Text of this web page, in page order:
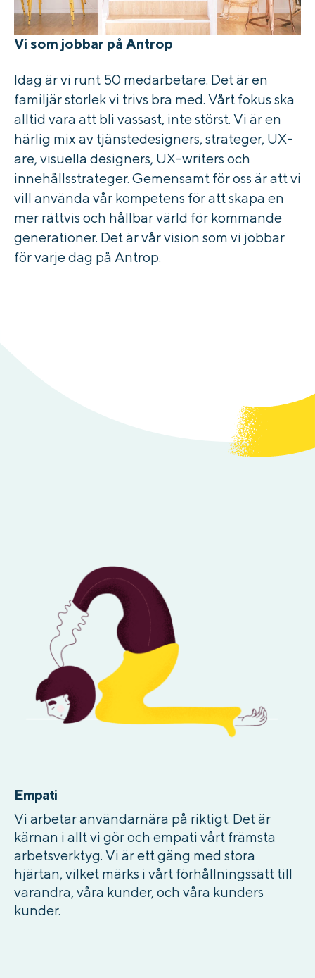
Vi som jobbar på Antrop
Idag är vi runt 50 medarbetare. Det är en
familjär storlek vi trivs bra med. Vårt fokus ska
alltid vara att bli vassast, inte störst. Vi är en
härlig mix av tjänstedesigners, strateger, UX-
are, visuella designers, UX-writers och
innehållsstrateger. Gemensamt för oss är att vi
vill använda vår kompetens för att skapa en
mer rättvis och hållbar värld för kommande
generationer. Det är vår vision som vi jobbar
för varje dag på Antrop.
Empati
Vi arbetar användarnära på riktigt. Det är
kärnan i allt vi gör och empati vårt främsta
arbetsverktyg. Vi är ett gäng med stora
hjärtan, vilket märks i vårt förhållningssätt till
varandra, våra kunder, och våra kunders
kunder.